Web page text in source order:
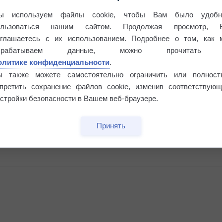
используем файлы cookie, чтобы Вам было
нашим сайтом. Продолжая просмотр,
с их использованием. Подробнее о том, как
данные, можно прочитать
конфиденциальности.
также можете самостоятельно ограничить или
сохранение файлов cookie, изменив
безопасности в Вашем веб-браузере.
Принять